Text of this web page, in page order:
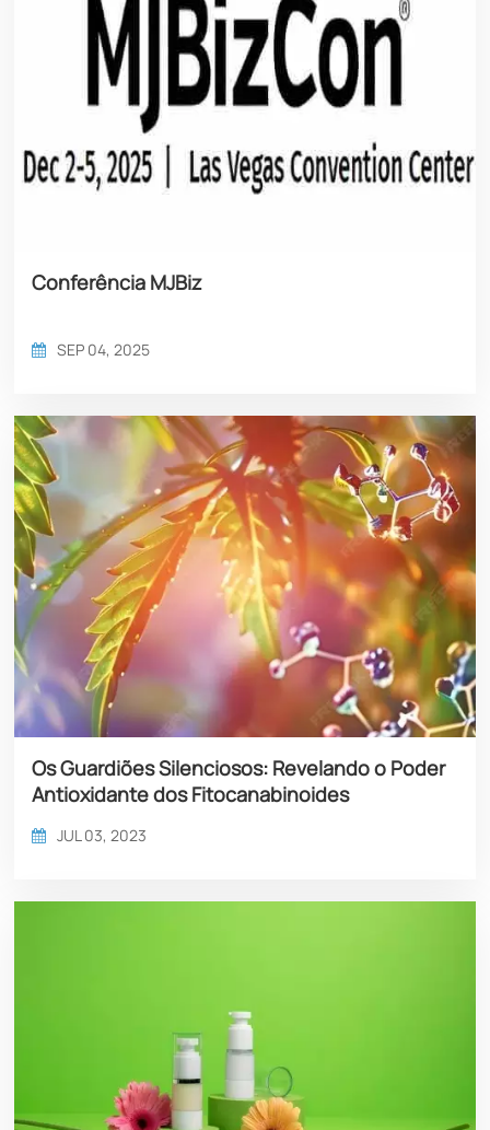
Conferência MJBiz
SEP 04, 2025
Os Guardiões Silenciosos: Revelando o Poder
Antioxidante dos Fitocanabinoides
JUL 03, 2023